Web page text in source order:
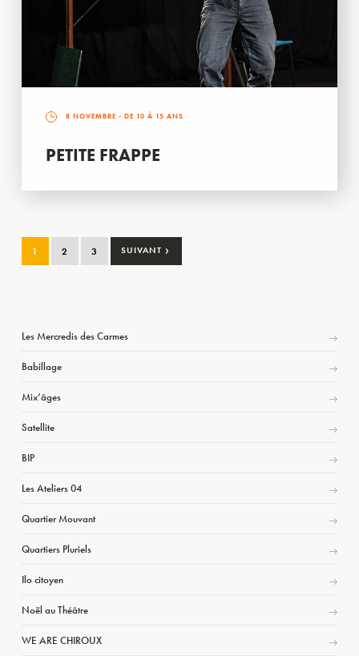
8 NOVEMBRE - DE 10 À 15 ANS
PETITE FRAPPE
1 2 3 SUIVANT ›
Les Mercredis des Carmes
Babillage
Mix’âges
Satellite
BIP
Les Ateliers 04
Quartier Mouvant
Quartiers Pluriels
Ilo citoyen
Noël au Théâtre
WE ARE CHIROUX